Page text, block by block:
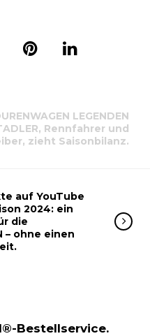
LEGENDEN
Rennfahrer und
zieht Saisonbilanz.
auf YouTube
2024: ein
die
– ohne einen
Bestellservice.